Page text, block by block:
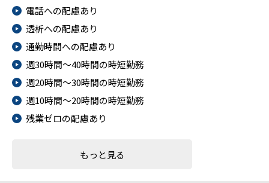
電話への配慮あり
透析への配慮あり
通勤時間への配慮あり
週30時間～40時間の時短勤務
週20時間～30時間の時短勤務
週10時間～20時間の時短勤務
残業ゼロの配慮あり
もっと見る